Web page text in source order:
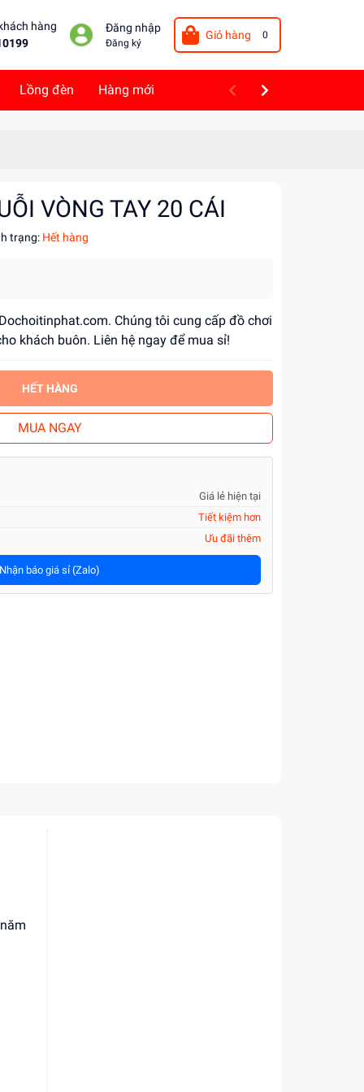
hàng
Đăng nhập
Đăng ký
Giỏ hàng 0
Lồng đèn Hàng mới
VÒNG TAY 20 CÁI
trạng: Hết hàng
Chúng tôi cung cấp đồ chơi
khách buôn. Liên hệ ngay để mua sỉ!
HẾT HÀNG
MUA NGAY
Giá lẻ hiện tại
Tiết kiệm hơn
Ưu đãi thêm
Nhận báo giá sỉ (Zalo)